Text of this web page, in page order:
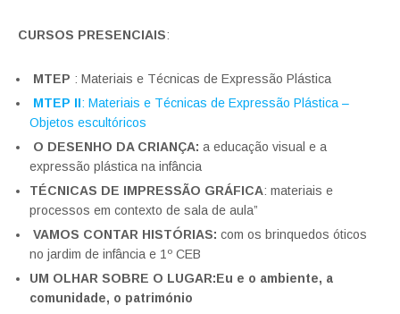
CURSOS PRESENCIAIS:
MTEP : Materiais e Técnicas de Expressão Plástica
MTEP II: Materiais e Técnicas de Expressão Plástica –
Objetos escultóricos
O DESENHO DA CRIANÇA: a educação visual e a
expressão plástica na infância
TÉCNICAS DE IMPRESSÃO GRÁFICA: materiais e
processos em contexto de sala de aula”
VAMOS CONTAR HISTÓRIAS: com os brinquedos óticos
no jardim de infância e 1º CEB
UM OLHAR SOBRE O LUGAR:Eu e o ambiente, a
comunidade, o património